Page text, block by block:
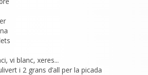
vi blanc, xeres...
i 2 grans d’all per la picada